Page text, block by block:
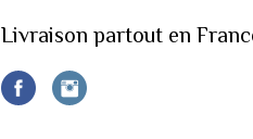
Livraison partout en